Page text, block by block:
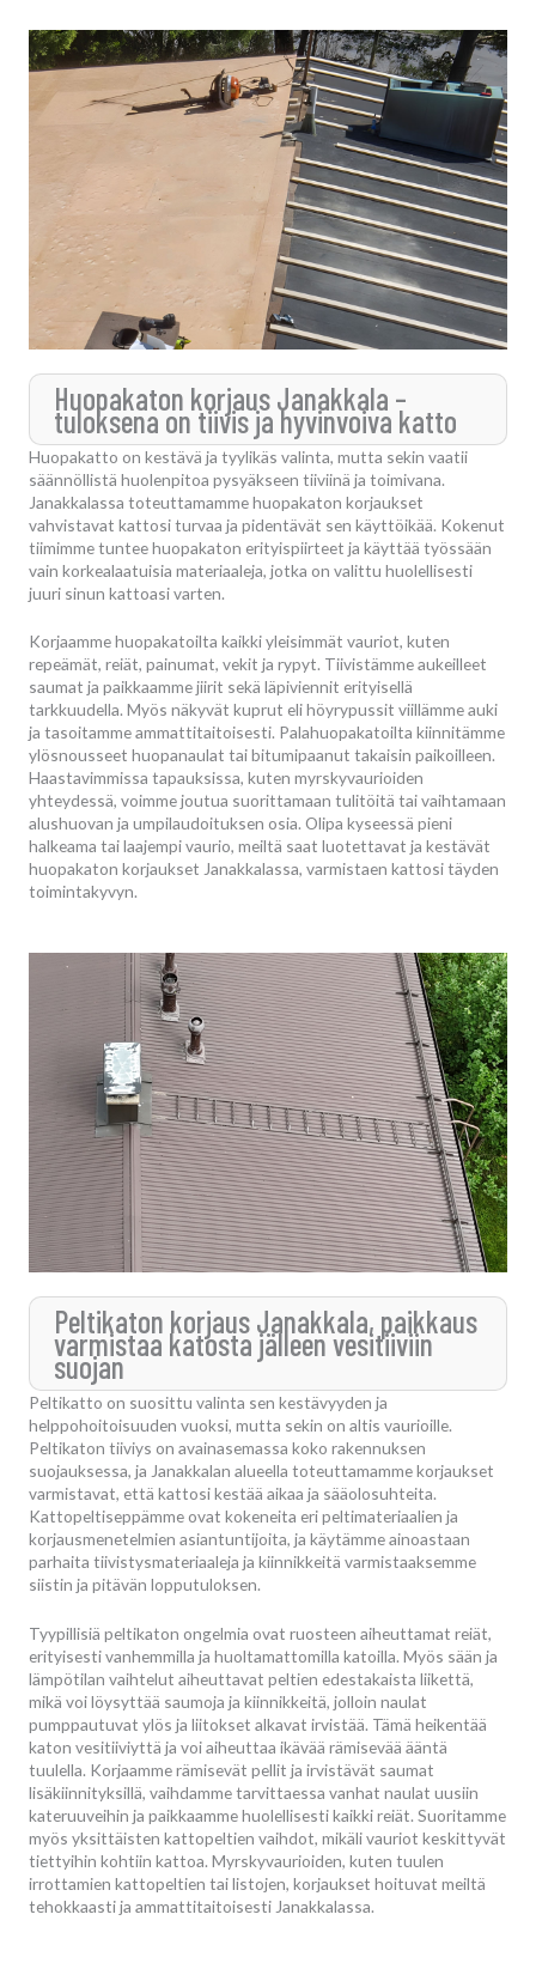
Huopakaton korjaus Janakkala –
tuloksena on tiivis ja hyvinvoiva katto
Huopakatto on kestävä ja tyylikäs valinta, mutta sekin vaatii
säännöllistä huolenpitoa pysyäkseen tiiviinä ja toimivana.
Janakkalassa toteuttamamme huopakaton korjaukset
vahvistavat kattosi turvaa ja pidentävät sen käyttöikää. Kokenut
tiimimme tuntee huopakaton erityispiirteet ja käyttää työssään
vain korkealaatuisia materiaaleja, jotka on valittu huolellisesti
juuri sinun kattoasi varten.
Korjaamme huopakatoilta kaikki yleisimmät vauriot, kuten
repeämät, reiät, painumat, vekit ja rypyt. Tiivistämme aukeilleet
saumat ja paikkaamme jiirit sekä läpiviennit erityisellä
tarkkuudella. Myös näkyvät kuprut eli höyrypussit viillämme auki
ja tasoitamme ammattitaitoisesti. Palahuopakatoilta kiinnitämme
ylösnousseet huopanaulat tai bitumipaanut takaisin paikoilleen.
Haastavimmissa tapauksissa, kuten myrskyvaurioiden
yhteydessä, voimme joutua suorittamaan tulitöitä tai vaihtamaan
alushuovan ja umpilaudoituksen osia. Olipa kyseessä pieni
halkeama tai laajempi vaurio, meiltä saat luotettavat ja kestävät
huopakaton korjaukset Janakkalassa, varmistaen kattosi täyden
toimintakyvyn.
Peltikaton korjaus Janakkala, paikkaus
varmistaa katosta jälleen vesitiiviin
suojan
Peltikatto on suosittu valinta sen kestävyyden ja
helppohoitoisuuden vuoksi, mutta sekin on altis vaurioille.
Peltikaton tiiviys on avainasemassa koko rakennuksen
suojauksessa, ja Janakkalan alueella toteuttamamme korjaukset
varmistavat, että kattosi kestää aikaa ja sääolosuhteita.
Kattopeltiseppämme ovat kokeneita eri peltimateriaalien ja
korjausmenetelmien asiantuntijoita, ja käytämme ainoastaan
parhaita tiivistysmateriaaleja ja kiinnikkeitä varmistaaksemme
siistin ja pitävän lopputuloksen.
Tyypillisiä peltikaton ongelmia ovat ruosteen aiheuttamat reiät,
erityisesti vanhemmilla ja huoltamattomilla katoilla. Myös sään ja
lämpötilan vaihtelut aiheuttavat peltien edestakaista liikettä,
mikä voi löysyttää saumoja ja kiinnikkeitä, jolloin naulat
pumppautuvat ylös ja liitokset alkavat irvistää. Tämä heikentää
katon vesitiiviyttä ja voi aiheuttaa ikävää rämisevää ääntä
tuulella. Korjaamme rämisevät pellit ja irvistävät saumat
lisäkiinnityksillä, vaihdamme tarvittaessa vanhat naulat uusiin
kateruuveihin ja paikkaamme huolellisesti kaikki reiät. Suoritamme
myös yksittäisten kattopeltien vaihdot, mikäli vauriot keskittyvät
tiettyihin kohtiin kattoa. Myrskyvaurioiden, kuten tuulen
irrottamien kattopeltien tai listojen, korjaukset hoituvat meiltä
tehokkaasti ja ammattitaitoisesti Janakkalassa.